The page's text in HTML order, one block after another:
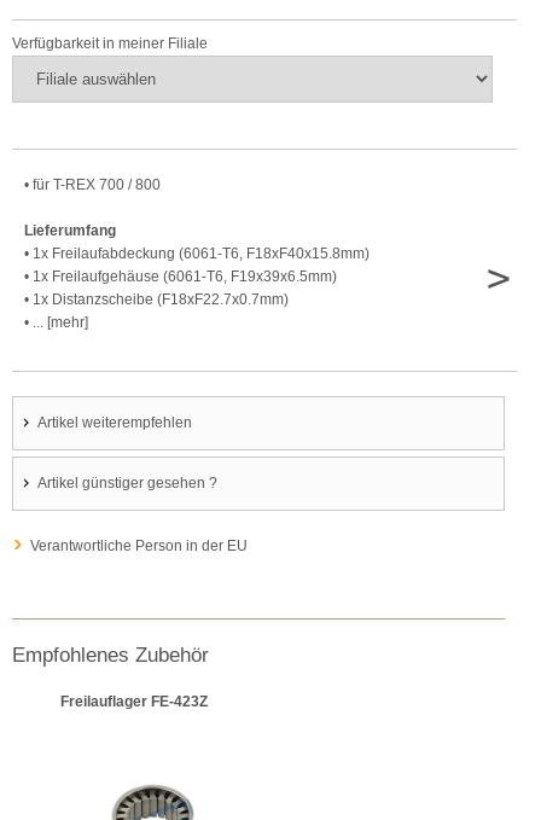
Verfügbarkeit in meiner Filiale
• für T-REX 700 / 800
Lieferumfang
• 1x Freilaufabdeckung (6061-T6, F18xF40x15.8mm)
• 1x Freilaufgehäuse (6061-T6, F19x39x6.5mm)
• 1x Distanzscheibe (F18xF22.7x0.7mm)
• ... [mehr]
>
Artikel weiterempfehlen
Artikel günstiger gesehen ?
Verantwortliche Person in der EU
Empfohlenes Zubehör
Freilauflager FE-423Z